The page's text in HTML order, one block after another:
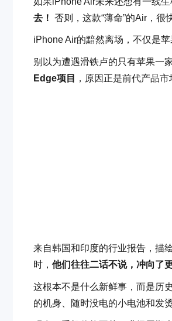
去！ 否则，这款“薄命”的Air，很
iPhone Air的黯然离场，不仅是
别以为遭遇滑铁卢的只有苹果一
Edge项目
，原因正是前代产品市
来自韩国和印度的行业报告，描
时， 他们往往二话不说，冲向了
这根本不是什么新鲜事，而是历
的机身、随时没电的小电池和发